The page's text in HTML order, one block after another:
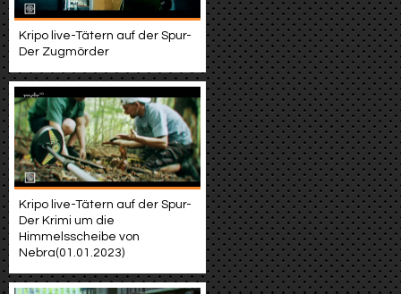
Kripo live-Tätern auf der Spur-
Der Zugmörder
Kripo live-Tätern auf der Spur-
Der Krimi um die
Himmelsscheibe von
Nebra(01.01.2023)